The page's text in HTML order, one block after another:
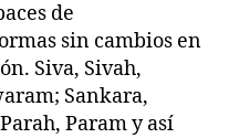
de
sin cambios en
Siva, Sivah,
Sankara,
Param y así